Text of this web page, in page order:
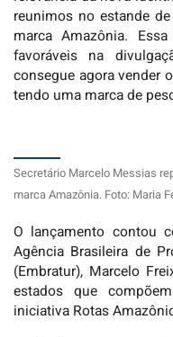
reunimos no estande
marca Amazônia.
favoráveis na
consegue agora vender
tendo uma marca de
Secretário Marcelo Messias
marca Amazônia. Foto: Maria
O lançamento contou
Agência Brasileira de
(Embratur), Marcelo
estados que
iniciativa Rotas